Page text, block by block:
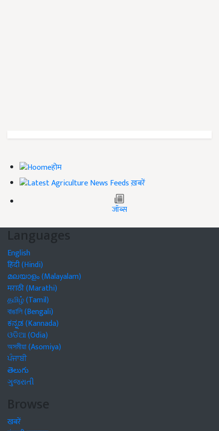
होम
ख़बरें
जॉब्स
Languages
English
हिंदी (Hindi)
മലയാളം (Malayalam)
मराठी (Marathi)
தமிழ் (Tamil)
বাঙালি (Bengali)
ಕನ್ನಡ (Kannada)
ଓଡିଆ (Odia)
অসমীয়া (Asomiya)
ਪੰਜਾਬੀ
తెలుగు
ગુજરાતી
Browse
खबरें